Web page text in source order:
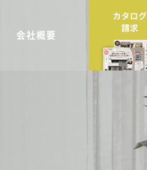
会社概要
カタログ
請求